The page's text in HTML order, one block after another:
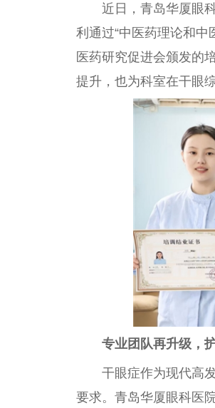
近 日，青岛华厦眼
利通过“中医药理论和中
医药研究促进会颁发的
提升，也为科室在干眼
专业团队再升级，
干眼症作为现代高
要求。青岛华厦眼科医